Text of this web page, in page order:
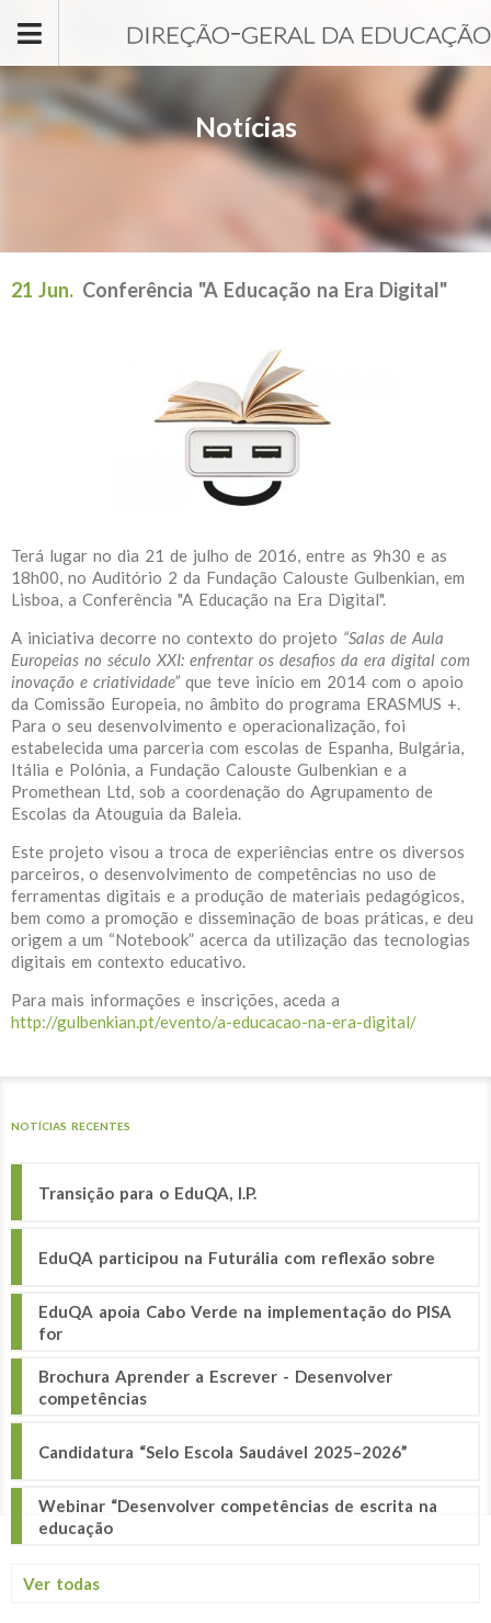
Notícias
21 Jun. Conferência "A Educação na Era Digital"
Terá lugar no dia 21 de julho de 2016, entre as 9h30 e as
18h00, no Auditório 2 da Fundação Calouste Gulbenkian, em
Lisboa, a Conferência "A Educação na Era Digital".
A iniciativa decorre no contexto do projeto “Salas de Aula
Europeias no século XXI: enfrentar os desafios da era digital com
inovação e criatividade” que teve início em 2014 com o apoio
da Comissão Europeia, no âmbito do programa ERASMUS +.
Para o seu desenvolvimento e operacionalização, foi
estabelecida uma parceria com escolas de Espanha, Bulgária,
Itália e Polónia, a Fundação Calouste Gulbenkian e a
Promethean Ltd, sob a coordenação do Agrupamento de
Escolas da Atouguia da Baleia.
Este projeto visou a troca de experiências entre os diversos
parceiros, o desenvolvimento de competências no uso de
ferramentas digitais e a produção de materiais pedagógicos,
bem como a promoção e disseminação de boas práticas, e deu
origem a um “Notebook” acerca da utilização das tecnologias
digitais em contexto educativo.
Para mais informações e inscrições, aceda a
http://gulbenkian.pt/evento/a-educacao-na-era-digital/
NOTÍCIAS RECENTES
Transição para o EduQA, I.P.
EduQA participou na Futurália com reflexão sobre
EduQA apoia Cabo Verde na implementação do PISA
for
Brochura Aprender a Escrever - Desenvolver
competências
Candidatura “Selo Escola Saudável 2025–2026”
Webinar “Desenvolver competências de escrita na
educação
Ver todas